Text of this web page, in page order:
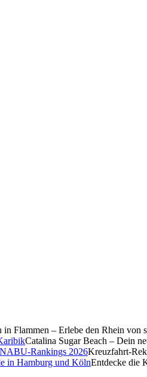
in Flammen – Erlebe den Rhein von
Catalina Sugar Beach – Dein
Kreuzfahrt-
Entdecke die